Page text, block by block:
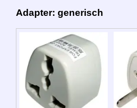
Adapter: generisch